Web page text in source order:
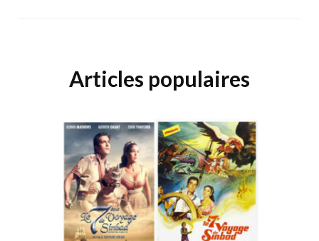
Articles populaires